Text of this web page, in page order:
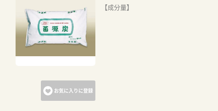
お気に入りに登録
【成分量】